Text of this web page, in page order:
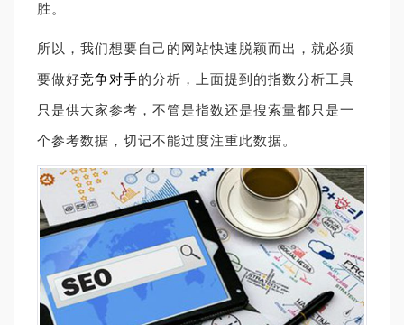
胜。
所以，我们想要自己的网站快速脱颖而出，就必须
要做好竞争对手的分析，上面提到的指数分析工具
只是供大家参考，不管是指数还是搜索量都只是一
个参考数据，切记不能过度注重此数据。